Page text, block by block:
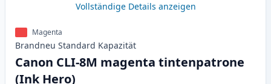
Vollständige Details anzeigen
Magenta
Brandneu Standard Kapazität
Canon CLI-8M magenta tintenpatrone
(Ink Hero)